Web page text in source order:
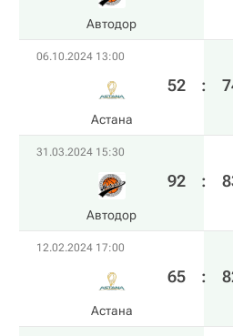
Автодор
06.10.2024 13:00
Астана
52 :
31.03.2024 15:30
Автодор
92 :
12.02.2024 17:00
Астана
65 :